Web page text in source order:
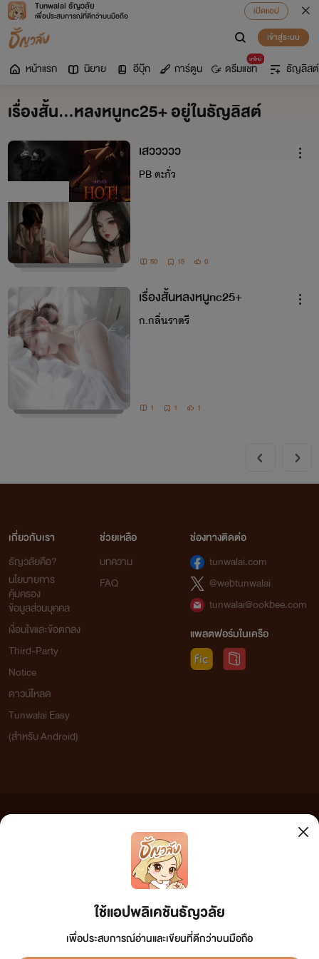
Tunwalai ธัญวลัย
เพื่อประสบการณ์ที่ดีกว่าบนมือถือ
เปิดแอป
เข้าสู่ระบบ
หน้าแรก นิยาย อีบุ๊ก การ์ตูน
มาใหม่
ดรีมแชท ธัญลิสต์
เรื่องสั้น…หลงหนูnc25+ อยู่ในธัญลิสต์
เสววววว
PB ตะกั่ว
50 15 0
เรื่องสั้นหลงหนูnc25+
ก.กลิ่นราตรี
1 1 1
ใช้แอปพลิเคชันธัญวลัย
เพื่อประสบการณ์อ่านและเขียนที่ดีกว่าบนมือถือ
เกี่ยวกับเรา
ธัญวลัยคือ?
นโยบายการ
คุ้มครอง
ข้อมูลส่วนบุคคล
เงื่อนไขและข้อตกลง
Third-Party
Notice
ดาวน์โหลด
Tunwalai Easy
(สำหรับ Android)
ช่วยเหลือ
บทความ
FAQ
ช่องทางติดต่อ
tunwalai.com
@webtunwalai
tunwalai@ookbee.com
แพลตฟอร์มในเครือ
เว็บไซต์แห่งนี้ไม่ได้เห็นด้วยและไม่ขอรับผิดชอบต่อข้อความใดๆ ทั้งสิ้น ดังนั้นผู้อ่านทุกท่านโปรดใช้
วิจารณญาณในการกลั่นกรองด้วยตนเอง และหากท่านพบข้อความใดๆ ที่ขัดต่อกฎหมายและศีลธรรม
กรุณาแจ้งมาที่ tunwalai@ookbee.com เพื่อทีมงานจะได้ดำเนินการในทันที ทั้งนี้ ทางเว็บไซต์ขอสงวน
ลิขสิทธิ์ตามพระราชบัญญัติลิขสิทธิ์ (ฉบับเพิ่มเติม) พ.ศ.2558